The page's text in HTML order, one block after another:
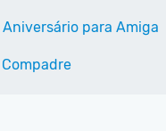
Aniversário para Amiga